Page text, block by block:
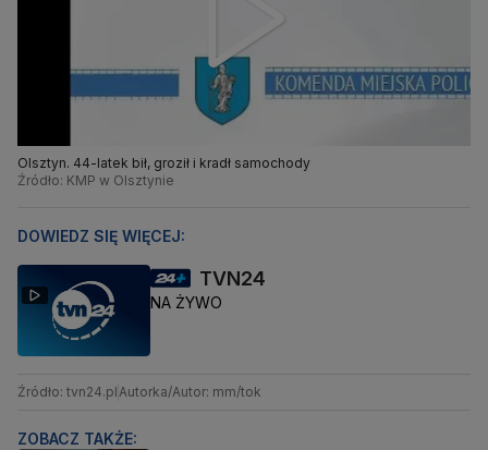
Olsztyn. 44-latek bił, groził i kradł samochody
Źródło: KMP w Olsztynie
DOWIEDZ SIĘ WIĘCEJ:
TVN24
NA ŻYWO
Źródło: tvn24.plAutorka/Autor: mm/tok
ZOBACZ TAKŻE: